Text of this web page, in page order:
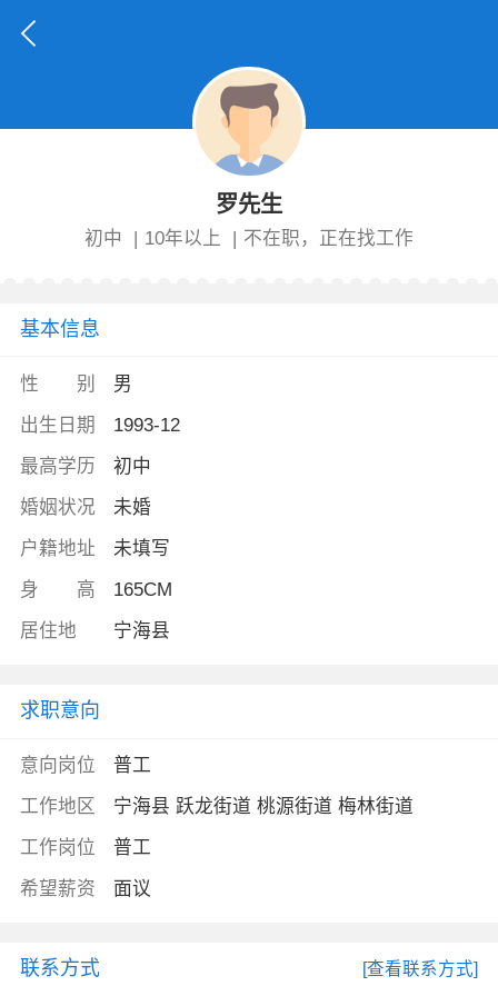
罗先生
初中 | 10年以上 | 不在职，正在找工作
基本信息
性 别
男
出生日期
1993-12
最高学历
初中
婚姻状况
未婚
户籍地址
未填写
身 高
165CM
居住地
宁海县
求职意向
意向岗位
普工
工作地区
宁海县 跃龙街道 桃源街道 梅林街道
工作岗位
普工
希望薪资
面议
联系方式 [查看联系方式]